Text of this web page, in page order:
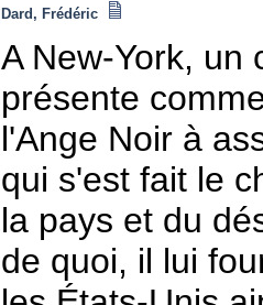
Dard, Frédéric
A New-York, un
présente
l'Ange Noir à
qui s'est fait le
la pays et du
de quoi, il lui